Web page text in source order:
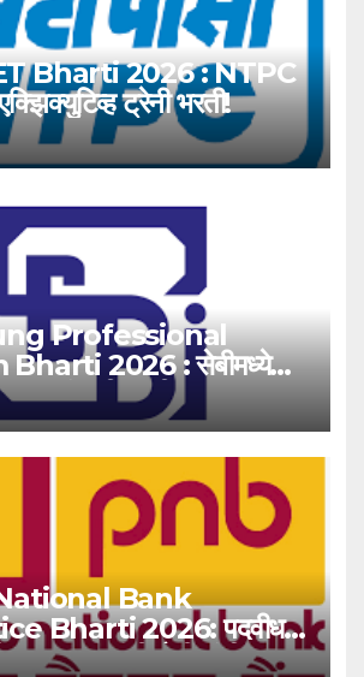
Bharti 2026 : NTPC
ट्रेनी भरती!
Professional
2026 : सेबीमध्ये
पदांसाठी भरती!
Bank
Bharti 2026: पदवीधर
५१३८ जागांची मोठी संधी!